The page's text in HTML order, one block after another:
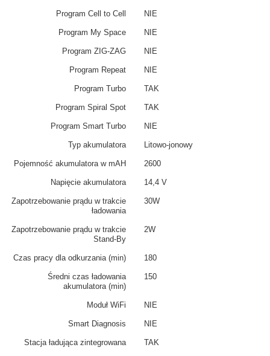
Program Cell to Cell NIE
Program My Space NIE
Program ZIG-ZAG NIE
Program Repeat NIE
Program Turbo TAK
Program Spiral Spot TAK
Program Smart Turbo NIE
Typ akumulatora Litowo-jonowy
Pojemność akumulatora w mAH 2600
Napięcie akumulatora 14,4 V
Zapotrzebowanie prądu w trakcie
ładowania
30W
Zapotrzebowanie prądu w trakcie
Stand-By
2W
Czas pracy dla odkurzania (min) 180
Średni czas ładowania
akumulatora (min)
150
Moduł WiFi NIE
Smart Diagnosis NIE
Stacja ładująca zintegrowana TAK